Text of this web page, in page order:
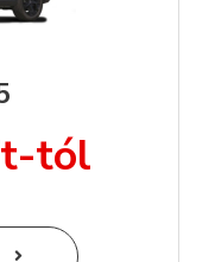
tól